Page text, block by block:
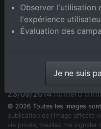
Parc industriel Schütte-
département Bade-
23/09/2014numéro
© 2026 Toutes les images
publication de l'image affecte
vie privée, veuillez me signaler
Observer l'utilisation
l'expérience
Évaluation des
Je ne suis